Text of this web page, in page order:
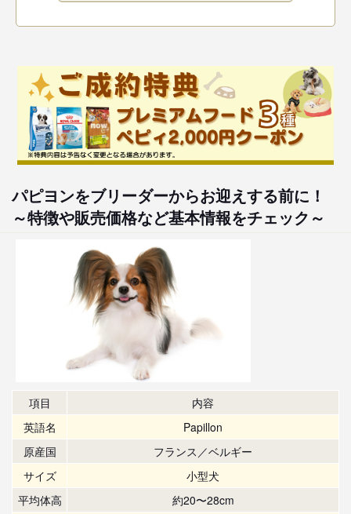
パピヨンをブリーダーからお迎えする前に！
～特徴や販売価格など基本情報をチェック～
項目
内容
英語名
Papillon
原産国
フランス／ベルギー
サイズ
小型犬
平均体高
約20〜28cm